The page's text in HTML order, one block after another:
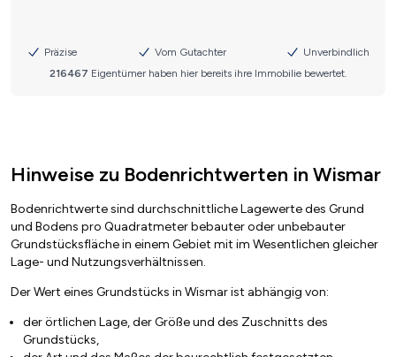
Hinweise zu Bodenrichtwerten in Wismar
Bodenrichtwerte sind durchschnittliche Lagewerte des Grund
und Bodens pro Quadratmeter bebauter oder unbebauter
Grundstücksfläche in einem Gebiet mit im Wesentlichen gleicher
Lage- und Nutzungsverhältnissen.
Der Wert eines Grundstücks in Wismar ist abhängig von:
der örtlichen Lage, der Größe und des Zuschnitts des
Grundstücks,